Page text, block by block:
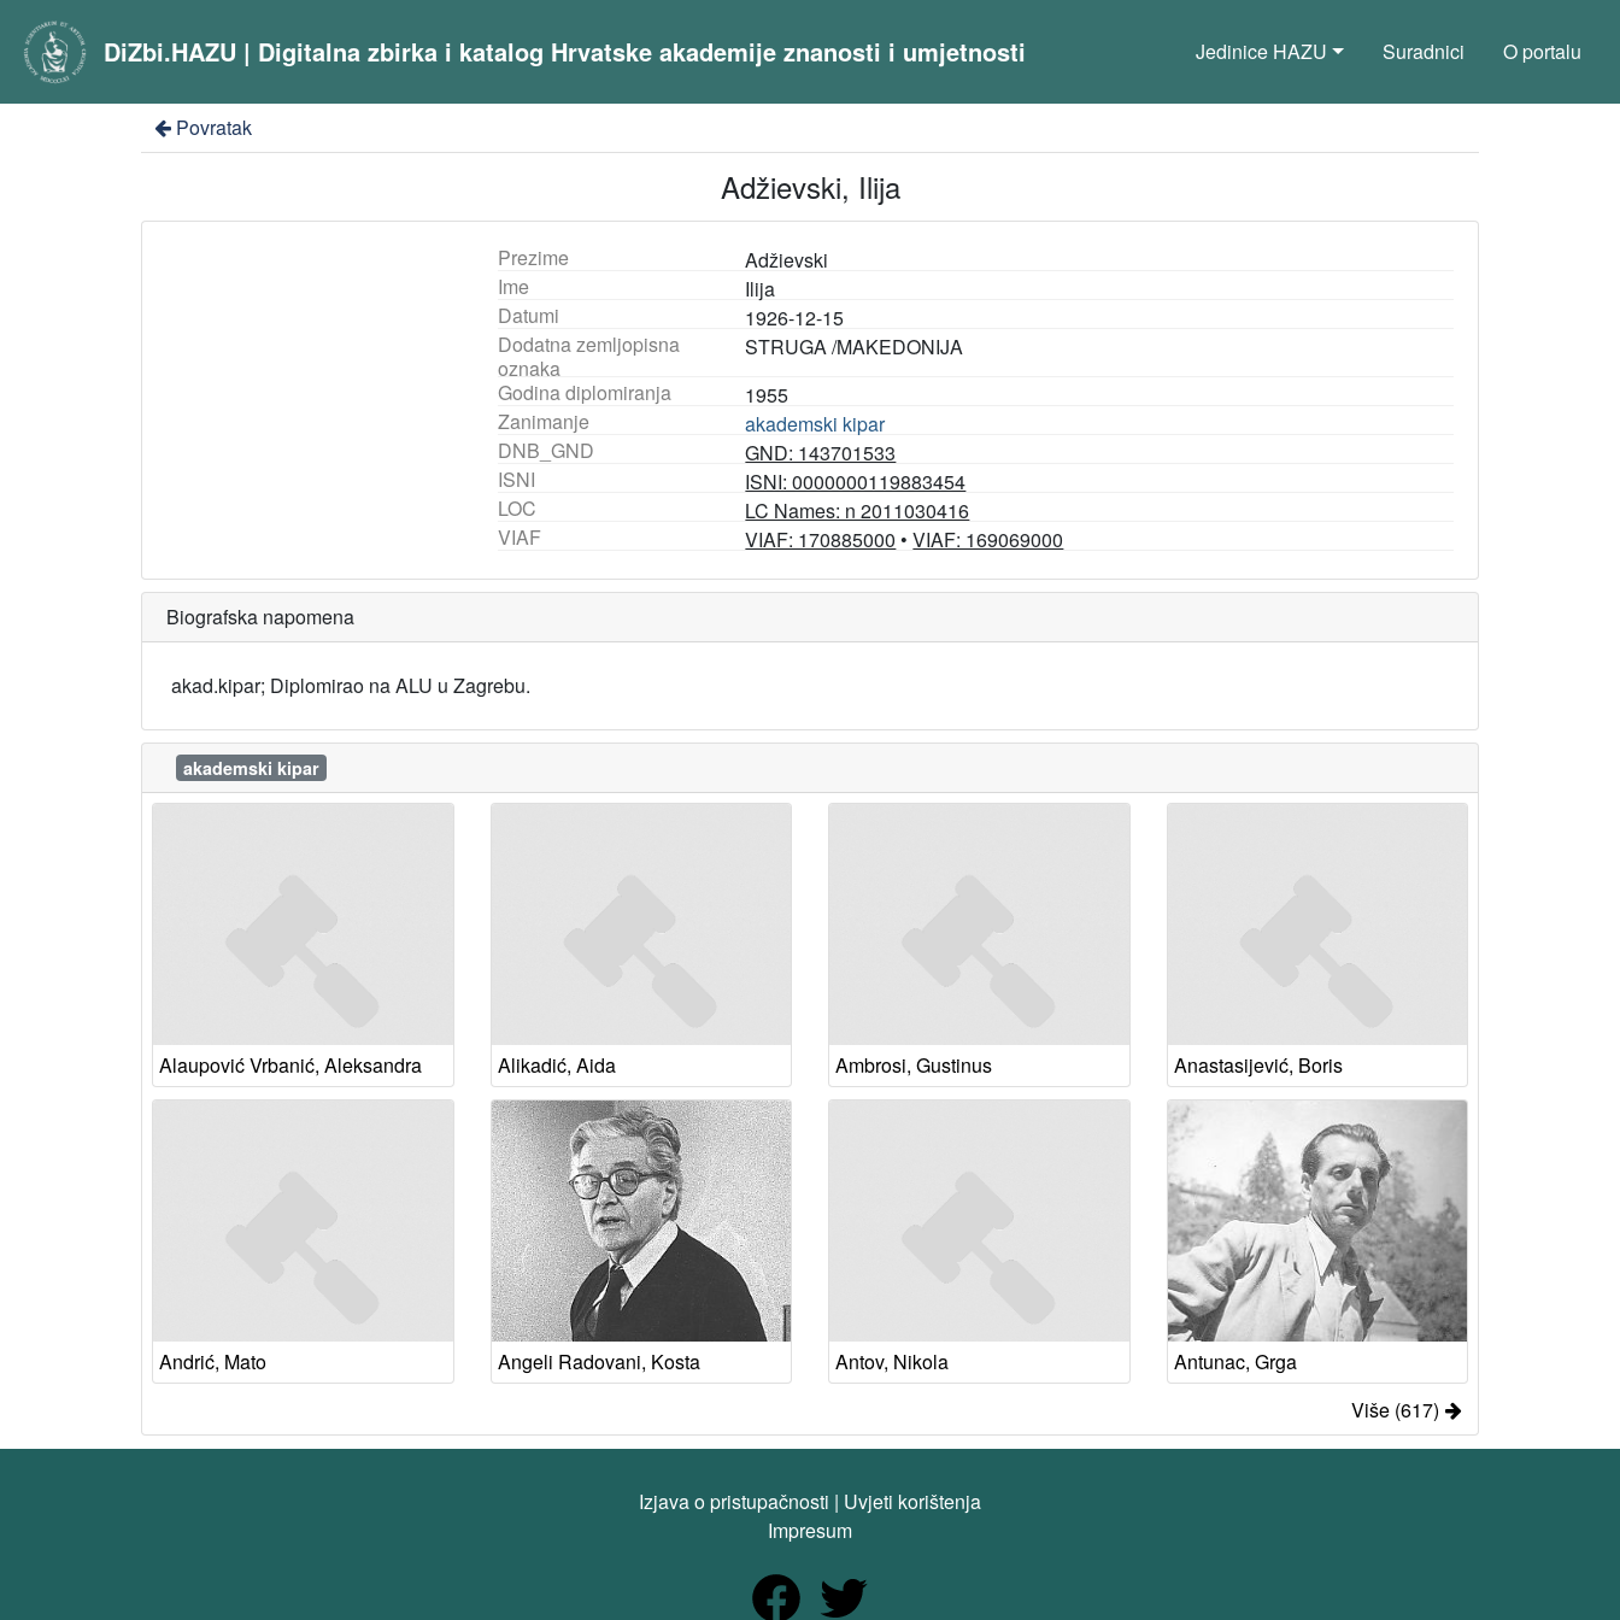
DiZbi.HAZU | Digitalna zbirka i katalog Hrvatske akademije znanosti i umjetnosti Jedinice HAZU Suradnici O portalu
Povratak
Adžievski, Ilija
Prezime
Adžievski
Ime
Ilija
Datumi
1926-12-15
Dodatna zemljopisna
oznaka
STRUGA /MAKEDONIJA
Godina diplomiranja
1955
Zanimanje
akademski kipar
DNB_GND
GND: 143701533
ISNI
ISNI: 0000000119883454
LOC
LC Names: n 2011030416
VIAF
VIAF: 170885000 •VIAF: 169069000
Biografska napomena
akad.kipar; Diplomirao na ALU u Zagrebu.
akademski kipar
Alaupović Vrbanić, Aleksandra Alikadić, Aida Ambrosi, Gustinus Anastasijević, Boris
Andrić, Mato Angeli Radovani, Kosta Antov, Nikola
Antunac, Grga
Više (617)
Izjava o pristupačnosti | Uvjeti korištenja
Impresum